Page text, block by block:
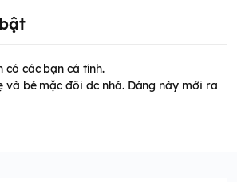
các bạn cá tính.
và bé mặc đôi dc nhá. Dáng này mới ra